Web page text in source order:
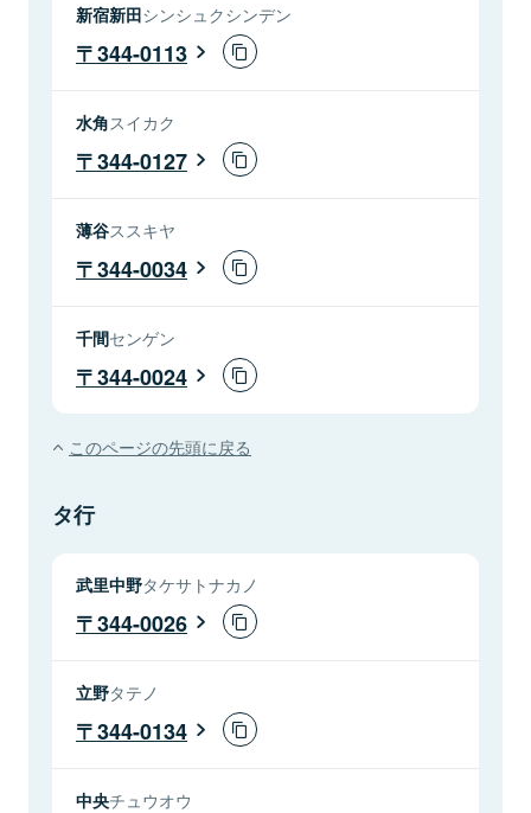
新宿新田シンシュクシンデン
344-0113
水角スイカク
344-0127
薄谷ススキヤ
344-0034
千間センゲン
344-0024
このページの先頭に戻る
タ行
武里中野タケサトナカノ
344-0026
立野タテノ
344-0134
中央チュウオウ